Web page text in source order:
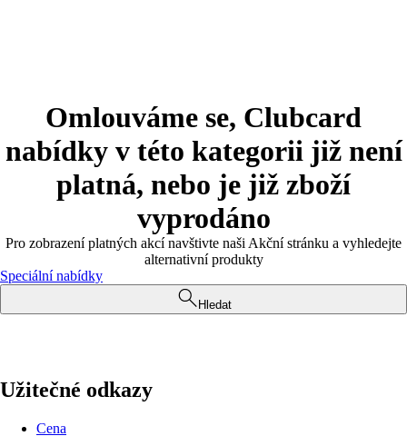
Omlouváme se, Clubcard
nabídky v této kategorii již není
platná, nebo je již zboží
vyprodáno
Pro zobrazení platných akcí navštivte naši Akční stránku a vyhledejte
alternativní produkty
Speciální nabídky
Hledat
Užitečné odkazy
Cena